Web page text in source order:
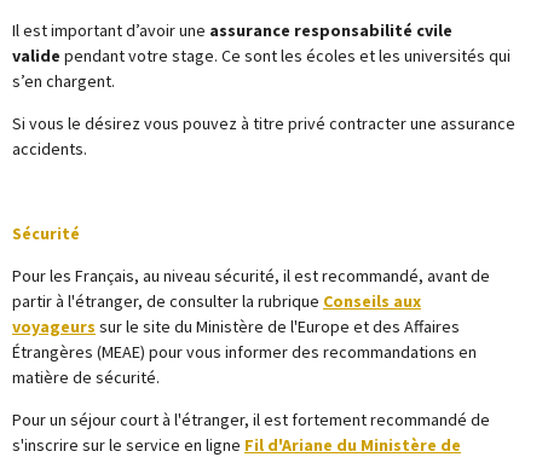
Il est important d’avoir une assurance responsabilité cvile
valide pendant votre stage. Ce sont les écoles et les universités qui
s’en chargent.
Si vous le désirez vous pouvez à titre privé contracter une assurance
accidents.
Sécurité
Pour les Français, au niveau sécurité, il est recommandé, avant de
partir à l'étranger, de consulter la rubrique Conseils aux
voyageurs sur le site du Ministère de l'Europe et des Affaires
Étrangères (MEAE) pour vous informer des recommandations en
matière de sécurité.
Pour un séjour court à l'étranger, il est fortement recommandé de
s'inscrire sur le service en ligne Fil d'Ariane du Ministère de